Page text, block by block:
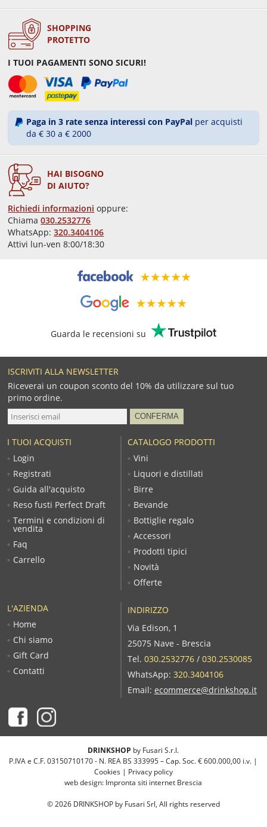
SHOPPING
PROTETTO
I TUOI PAGAMENTI SONO SICURI!
Paga in 3 rate senza interessi con PayPal per acquisti
da € 30 a € 2000
HAI BISOGNO
DI AIUTO?
Richiedi informazioni oppure:
Chiama030.2532776
WhatsApp:320.3404106
Attivi lun-ven 8:00/18:30
Guarda le recensioni su
ISCRIVITI ALLA NEWSLETTER
Riceverai un coupon sconto del 10% da utilizzare sul tuo
primo ordine.
L'AZIENDA
Home
Chi siamo
Gift Card
Contatti
CATALOGO PRODOTTI
Vini
Liquori e distillati
Birre
Bevande
Bottiglie regalo
Accessori
Prodotti tipici
Novità
Offerte
I TUOI ACQUISTI
Login
Registrati
Guida all'acquisto
Reso fusti Perfect Draft
Termini e condizioni di
vendita
Faq
Carrello
INDIRIZZO
Via Edison, 1
25075 Nave - Brescia
Tel. 030.2532776/ 030.2530085
WhatsApp: 320.3404106
Email: ecommerce@drinkshop.it
DRINKSHOP by Fusari S.r.l.
P.IVA e C.F. 03150710170 - N. REA BS 333995 – Cap. Soc. € 600.000,00 i.v. |
Cookies| Privacy policy
web design: Impronta siti internet Brescia
©2026 DRINKSHOP by Fusari Srl, All rights reserved